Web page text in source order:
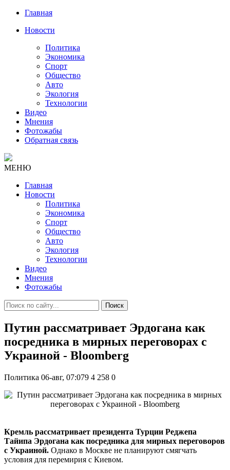
Главная
Новости
Политика
Экономика
Спорт
Общество
Авто
Экология
Технологии
Видео
Мнения
Фотожабы
Обратная связь
МЕНЮ
Главная
Новости
Политика
Экономика
Спорт
Общество
Авто
Экология
Технологии
Видео
Мнения
Фотожабы
Поиск
Путин рассматривает Эрдогана как
посредника в мирных переговорах с
Украиной - Bloomberg
Политика 06-авг, 07:079 4 258 0
Кремль рассматривает президента Турции Реджепа
Тайипа Эрдогана как посредника для мирных переговоров
с Украиной. Однако в Москве не планируют смягчать
условия для перемирия с Киевом.